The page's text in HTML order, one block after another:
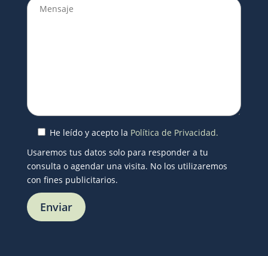
He leído y acepto la Política de Privacidad.
Usaremos tus datos solo para responder a tu
consulta o agendar una visita. No los utilizaremos
con fines publicitarios.